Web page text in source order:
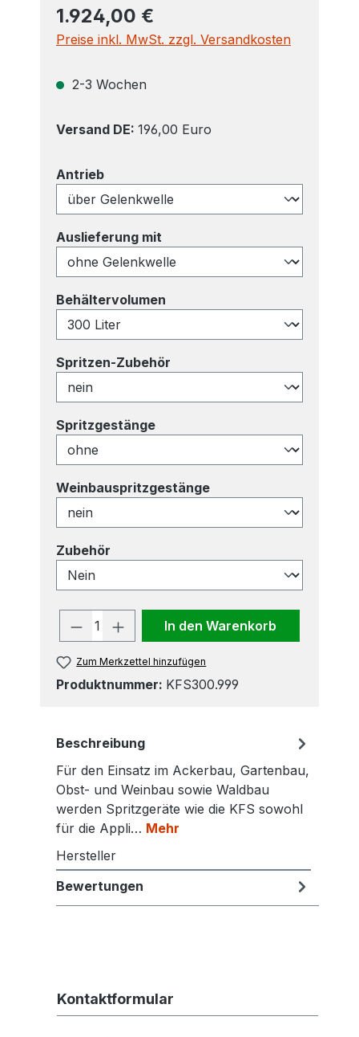
1.924,00 €
Preise inkl. MwSt. zzgl. Versandkosten
2-3 Wochen
Versand DE: 196,00 Euro
Antriebauswählen
Auslieferung mit
Behältervolumen
Spritzen-Zubehör
Spritzgestängeauswählen
Weinbauspritzgestängeauswählen
Zubehör
Produkt Anzahl: Gib den
In den Warenkorb
Zum Merkzettel hinzufügen
Produktnummer: KFS300.999
Beschreibung
Für den Einsatz im Ackerbau, Gartenbau,
Obst- und Weinbau sowie Waldbau
werden Spritzgeräte wie die KFS sowohl
für die Appli… Mehr
Hersteller
Bewertungen
Kontaktformular